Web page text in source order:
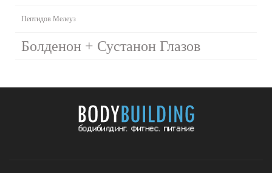
Пептидов Мелеуз
Болденон + Сустанон Глазов